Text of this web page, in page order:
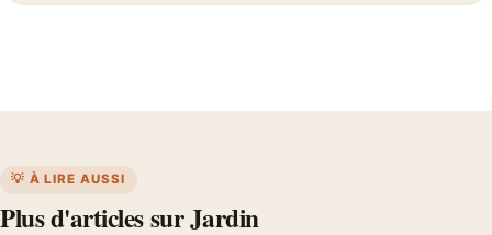
💡 À LIRE AUSSI
Plus d'articles sur Jardin